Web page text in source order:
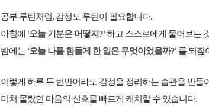
공부 루틴처럼, 감정도 루틴이 필요합니다.
아침에 '오늘 기분은 어떻지?'하고 스스로에게 물어보는
밤에는 '오늘 나를 힘들게 한 일은 무엇이었을까?' 를 되짚
이렇게 하루 두 번만이라도 감정을 정리하는 습관을 만들
미처 몰랐던 마음의 신호를 빠르게 캐치할 수 있습니다.